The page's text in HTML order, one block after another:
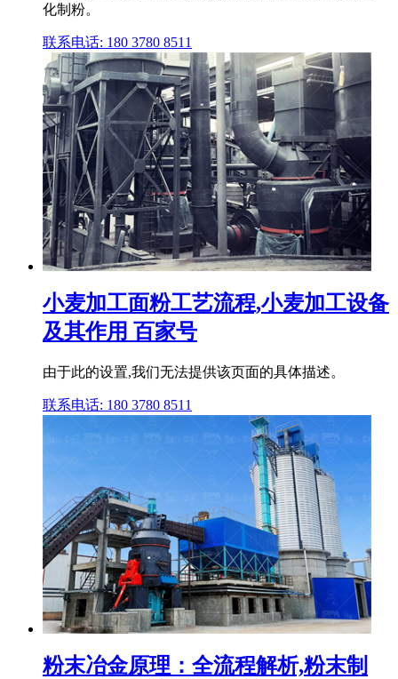
化制粉。
联系电话: 180 3780 8511
小麦加工面粉工艺流程,小麦加工设备
及其作用 百家号
由于此的设置,我们无法提供该页面的具体描述。
联系电话: 180 3780 8511
粉末冶金原理：全流程解析,粉末制